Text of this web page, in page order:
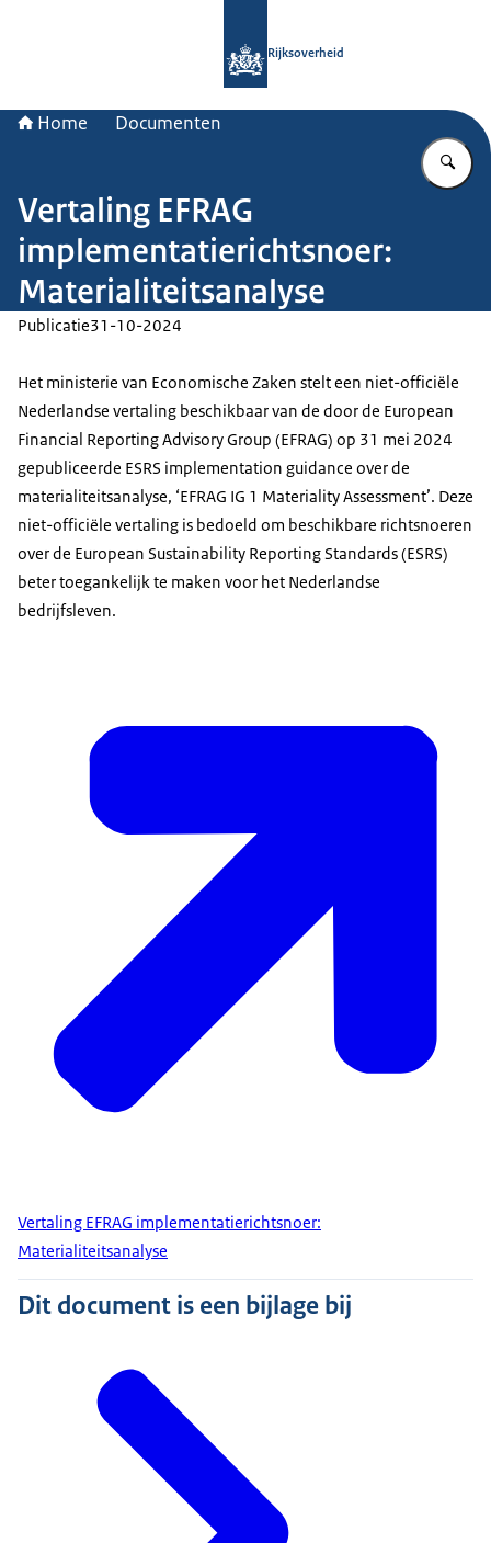
Rijksoverheid
Home Documenten
Vertaling EFRAG
implementatierichtsnoer:
Materialiteitsanalyse
Publicatie31-10-2024
Het ministerie van Economische Zaken stelt een niet-officiële
Nederlandse vertaling beschikbaar van de door de European
Financial Reporting Advisory Group (EFRAG) op 31 mei 2024
gepubliceerde ESRS implementation guidance over de
materialiteitsanalyse, ‘EFRAG IG 1 Materiality Assessment’. Deze
niet-officiële vertaling is bedoeld om beschikbare richtsnoeren
over de European Sustainability Reporting Standards (ESRS)
beter toegankelijk te maken voor het Nederlandse
bedrijfsleven.
Vertaling EFRAG implementatierichtsnoer:
Materialiteitsanalyse
Dit document is een bijlage bij